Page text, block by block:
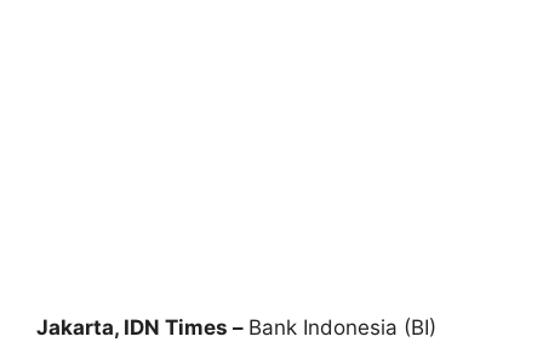
Jakarta, IDN Times – Bank Indonesia (BI)